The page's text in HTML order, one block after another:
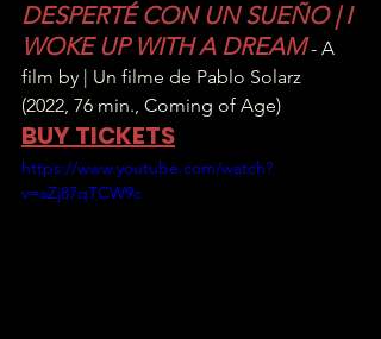
DESPERTÉ CON UN SUEÑO | I
WOKE UP WITH A DREAM - A
film by | Un filme de Pablo Solarz
(2022, 76 min., Coming of Age)
BUY TICKETS
https://www.youtube.com/watch?
v=aZj87qTCW9c